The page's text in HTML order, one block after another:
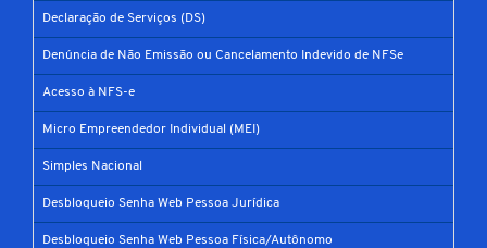
Declaração de Serviços (DS)
Denúncia de Não Emissão ou Cancelamento Indevido de NFSe
Acesso à NFS-e
Micro Empreendedor Individual (MEI)
Simples Nacional
Desbloqueio Senha Web Pessoa Jurídica
Desbloqueio Senha Web Pessoa Física/Autônomo